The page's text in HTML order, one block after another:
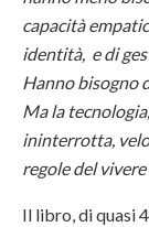
capacità
identità, e di
Hanno bisogno
Ma la
ininterrotta,
regole del
Il libro, di quasi